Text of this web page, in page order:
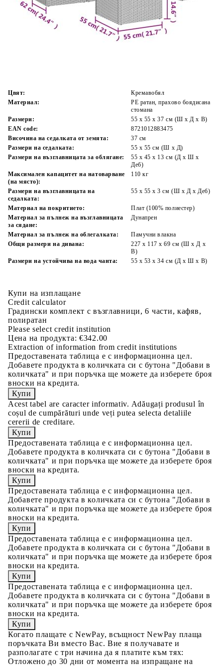
Време за доставка: 5 до 9 дни
Цвят:
Кремавобял
Материал:
PE ратан, прахово боядисана
стомана
Размери:
55 x 55 x 37 см (Ш x Д x В)
EAN code:
8721012883475
Височина на седалката от земята:
37 см
Размери на седалката:
55 x 55 cм (Ш x Д)
Размери на възглавницата за облягане:
55 x 45 x 13 см (Д х Ш x
Деб)
Максимален капацитет на натоварване
(на място):
110 кг
Размери на възглавницата на
седалката:
55 x 55 x 3 см (Ш x Д x Деб)
Материал на покритието:
Плат (100% полиестер)
Материал за пълнеж на възглавницата
за сядане:
Дунапрен
Материал за пълнеж на облегалката:
Памучни влакна
Общи размери на дивана:
227 x 117 x 69 см (Ш x Д x
В)
Размери на устойчива на вода чанта:
55 x 53 x 34 см (Д x Ш x В)
Купи на изплащане
Credit calculator
Градински комплект с възглавници, 6 части, кафяв,
полиратан
Please select credit institution
Цена на продукта: €342.00
Extraction of information from credit institutions
Предоставената таблица е с информационна цел.
Добавете продукта в количката си с бутона "Добави в
количката" и при поръчка ще можете да изберете броя
вноски на кредита.
Acest tabel are caracter informativ. Adăugați produsul în
coșul de cumpărături unde veți putea selecta detaliile
cererii de creditare.
Предоставената таблица е с информационна цел.
Добавете продукта в количката си с бутона "Добави в
количката" и при поръчка ще можете да изберете броя
вноски на кредита.
Предоставената таблица е с информационна цел.
Добавете продукта в количката си с бутона "Добави в
количката" и при поръчка ще можете да изберете броя
вноски на кредита.
Предоставената таблица е с информационна цел.
Добавете продукта в количката си с бутона "Добави в
количката" и при поръчка ще можете да изберете броя
вноски на кредита.
Предоставената таблица е с информационна цел.
Добавете продукта в количката си с бутона "Добави в
количката" и при поръчка ще можете да изберете броя
вноски на кредита.
Когато плащате с NewPay, всъщност NewPay плаща
поръчката Ви вместо Вас. Вие я получавате и
разполагате с три начина да я платите към тях:
Отложено до 30 дни от момента на изпращане на